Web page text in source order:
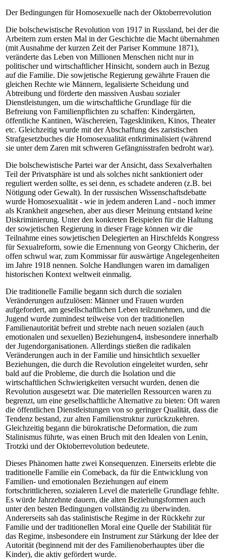
Der Bedingungen für Homosexuelle nach der Oktoberrevolution
Die bolschewistische Revolution von 1917 in Russland, bei der die
Arbeitern zum ersten Mal in der Geschichte die Macht übernahmen
(mit Ausnahme der kurzen Zeit der Pariser Kommune 1871),
veränderte das Leben von Millionen Menschen nicht nur in
politischer und wirtschaftlicher Hinsicht, sondern auch in Bezug
auf die Familie. Die sowjetische Regierung gewährte Frauen die
gleichen Rechte wie Männern, legalisierte Scheidung und
Abtreibung und förderte den massiven Ausbau sozialer
Dienstleistungen, um die wirtschaftliche Grundlage für die
Befreiung von Familienpflichten zu schaffen: Kindergärten,
öffentliche Kantinen, Wäschereien, Tageskliniken, Kinos, Theater
etc. Gleichzeitig wurde mit der Abschaffung des zaristischen
Strafgesetzbuches die Homosexualität entkriminalisiert (während
sie unter dem Zaren mit schweren Gefängnisstrafen bedroht war).
Die bolschewistische Partei war der Ansicht, dass Sexalverhalten
Teil der Privatsphäre ist und als solches nicht sanktioniert oder
reguliert werden sollte, es sei denn, es schadete anderen (z.B. bei
Nötigung oder Gewalt). In der russischen Wissenschaftsdebatte
wurde Homosexualität - wie in jedem anderen Land - noch immer
als Krankheit angesehen, aber aus dieser Meinung entstand keine
Diskriminierung. Unter den konkreten Beispielen für die Haltung
der sowjetischen Regierung in dieser Frage können wir die
Teilnahme eines sowjetischen Delegierten an Hirschfelds Kongress
für Sexualreform, sowie die Ernennung von Georgy Chicherin, der
offen schwul war, zum Kommissar für auswärtige Angelegenheiten
im Jahre 1918 nennen. Solche Handlungen waren im damaligen
historischen Kontext weltweit einmalig.
Die traditionelle Familie begann sich durch die sozialen
Veränderungen aufzulösen: Männer und Frauen wurden
aufgefordert, am gesellschaftlichen Leben teilzunehmen, und die
Jugend wurde zumindest teilweise von der traditionellen
Familienautorität befreit und strebte nach neuen sozialen (auch
emotionalen und sexuellen) Beziehungen4, insbesondere innerhalb
der Jugendorganisationen. Allerdings stießen die radikalen
Veränderungen auch in der Familie und hinsichtlich sexueller
Beziehungen, die durch die Revolution eingeleitet wurden, sehr
bald auf die Probleme, die durch die Isolation und die
wirtschaftlichen Schwierigkeiten versucht wurden, denen die
Revolution ausgesetzt war. Die materiellen Ressourcen waren zu
begrenzt, um eine gesellschaftliche Alternative zu bieten: Oft waren
die öffentlichen Dienstleistungen von so geringer Qualität, dass die
Tendenz bestand, zur alten Familienstruktur zurückzukehren.
Gleichzeitig begann die bürokratische Deformation, die zum
Stalinismus führte, was einen Bruch mit den Idealen von Lenin,
Trotzki und der Oktoberrevolution bedeutete.
Dieses Phänomen hatte zwei Konsequenzen. Einerseits erlebte die
traditionelle Familie ein Comeback, da für die Entwicklung von
Familien- und emotionalen Beziehungen auf einem
fortschrittlicheren, sozialeren Level die materielle Grundlage fehlte.
Es würde Jahrzehnte dauern, die alten Beziehungsformen auch
unter den besten Bedingungen vollständig zu überwinden.
Andererseits sah das stalinistische Regime in der Rückkehr zur
Familie und der traditionellen Moral eine Quelle der Stabilität für
das Regime, insbesondere ein Instrument zur Stärkung der Idee der
Autorität (beginnend mit der des Familienoberhauptes über die
Kinder), die aktiv gefördert wurde.